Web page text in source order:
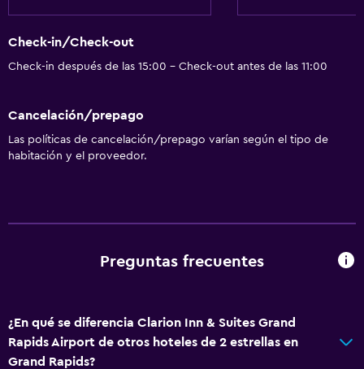
Habitaciones familiares
Zona de estar
Sofá
Caja fuerte
Instalaciones para reuniones
Check-in/Check-out
Check-in después de las 15:00 - Check-out antes de las 11:00
Cancelación/prepago
Las políticas de cancelación/prepago varían según el tipo de
habitación y el proveedor.
Preguntas frecuentes
¿En qué se diferencia Clarion Inn & Suites Grand
Rapids Airport de otros hoteles de 2 estrellas en
Grand Rapids?